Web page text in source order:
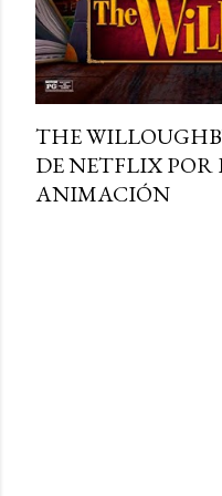
THE
DE NETFLIX POR
ANIMACIÓN